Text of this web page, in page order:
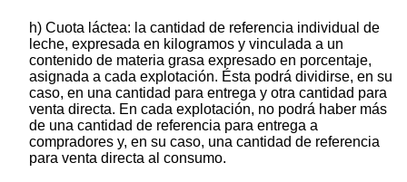
h) Cuota láctea: la cantidad de referencia individual de
leche, expresada en kilogramos y vinculada a un
contenido de materia grasa expresado en porcentaje,
asignada a cada explotación. Ésta podrá dividirse, en su
caso, en una cantidad para entrega y otra cantidad para
venta directa. En cada explotación, no podrá haber más
de una cantidad de referencia para entrega a
compradores y, en su caso, una cantidad de referencia
para venta directa al consumo.